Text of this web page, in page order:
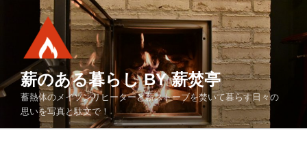
へ
薪のある暮らし BY 薪焚亭
蓄熱体のメイソンリヒーターと薪ストーブを焚いて暮らす日々の
思いを写真と駄文で！